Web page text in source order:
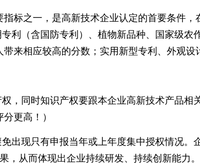
之一，是高新技术企业认定的首要条件，
利（含国防专利）、植物新品种、国家级
来相应较高的分数；实用新型专利、外观设
，同时知识产权要跟本企业高新技术产品
更高！）
出现只有申报当年或上年度集中授权情况
，从而体现出企业持续研发、持续创新能力。